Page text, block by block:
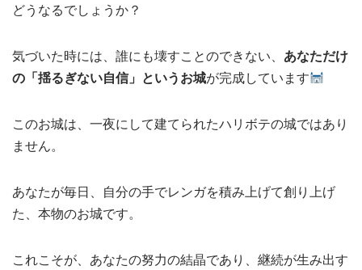
どうなるでしょうか？
気づいた時には、誰にも壊すことのできない、 あなただけ
の「揺るぎない自信」というお城が完成しています
このお城は、一夜にして建てられたハリボテの城ではあり
ません。
あなたが毎日、自分の手でレンガを積み上げて創り上げ
た、本物のお城です。
これこそが、あなたの努力の結晶であり、継続が生み出す